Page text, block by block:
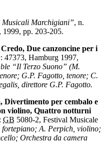
Musicali Marchigiani”, n.
pp. 203-205.
Due canzoncine per i
47373, Hamburg 1997,
“Il Terzo Suono” (M.
G.P. Fagotto, tenore; C.
direttore G.P. Fagotto.
Divertimento per cembalo e
violino, Quattro notturni
GB 5080-2, Festival Musicale
fortepiano; A. Perpich, violino;
Orchestra da camera